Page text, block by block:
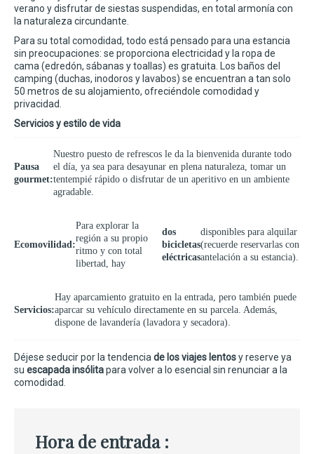
verano y disfrutar de siestas suspendidas, en total armonía con
la naturaleza circundante.
Para su total comodidad, todo está pensado para una estancia
sin preocupaciones: se proporciona electricidad y la ropa de
cama (edredón, sábanas y toallas) es gratuita. Los baños del
camping (duchas, inodoros y lavabos) se encuentran a tan solo
50 metros de su alojamiento, ofreciéndole comodidad y
privacidad.
Servicios y estilo de vida
Pausa
gourmet:
Nuestro puesto de refrescos le da la bienvenida durante todo
el día, ya sea para desayunar en plena naturaleza, tomar un
tentempié rápido o disfrutar de un aperitivo en un ambiente
agradable.
Ecomovilidad:
Para explorar la
región a su propio
ritmo y con total
libertad, hay
dos
bicicletas
eléctricas
disponibles para alquilar
(recuerde reservarlas con
antelación a su estancia).
Servicios:
Hay aparcamiento gratuito en la entrada, pero también puede
aparcar su vehículo directamente en su parcela. Además,
dispone de lavandería (lavadora y secadora).
Déjese seducir por la tendenciade los viajes lentosy reserve ya
su escapada insólitapara volver a lo esencial sin renunciar a la
comodidad.
Hora de entrada :